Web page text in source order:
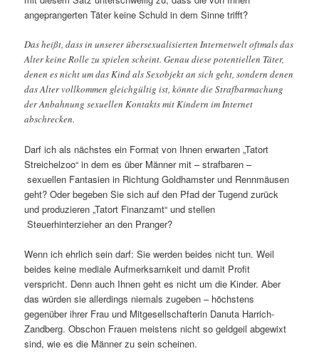
angeprangerten Täter keine Schuld in dem Sinne trifft?
Das heißt, dass in unserer übersexualisierten Internetwelt oftmals das
Alter keine Rolle zu spielen scheint. Genau diese potentiellen Täter,
denen es nicht um das Kind als Sexobjekt an sich geht, sondern denen
das Alter vollkommen gleichgültig ist, könnte die Strafbarmachung
der Anbahnung sexuellen Kontakts mit Kindern im Internet
abschrecken.
Darf ich als nächstes ein Format von Ihnen erwarten „Tatort
Streichelzoo“ in dem es über Männer mit – strafbaren –
sexuellen Fantasien in Richtung Goldhamster und Rennmäusen
geht? Oder begeben Sie sich auf den Pfad der Tugend zurück
und produzieren „Tatort Finanzamt“ und stellen
Steuerhinterzieher an den Pranger?
Wenn ich ehrlich sein darf: Sie werden beides nicht tun. Weil
beides keine mediale Aufmerksamkeit und damit Profit
verspricht. Denn auch Ihnen geht es nicht um die Kinder. Aber
das würden sie allerdings niemals zugeben – höchstens
gegenüber ihrer Frau und Mitgesellschafterin Danuta Harrich-
Zandberg. Obschon Frauen meistens nicht so geldgeil abgewixt
sind, wie es die Männer zu sein scheinen.